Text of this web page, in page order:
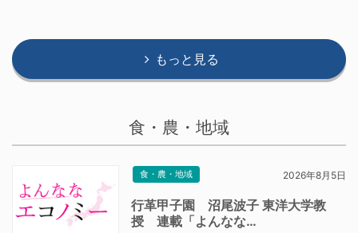
もっと見る
食・農・地域
食・農・地域 2026年8月5日
行革甲子園 沼尾波子 東洋大学教
授 連載「よんなな…